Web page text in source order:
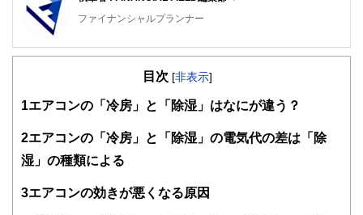
ファイナンシャルプランナー
FinancialField編集部は、金融、経済に関する記事を、日々
知識がない方でも理解できるようわかりやすく発信していま
得者を中心に「お金や暮らし」に関する書籍・雑誌の編集経
験者で構成され、企画立案から記事掲載まですべての工程に
関わることで、読者目線のコンテンツを追求しています。
FinancialFieldの特徴は、ファイナンシャルプランナー、弁
護士、税理士、宅地建物取引士、相続診断士、住宅ローンア
目次 [非表示]
1 エアコンの「冷房」と「除湿」はなにが違う？
2エアコンの「冷房」と「除湿」の電気代の差は「除
湿」の種類による
3エアコンの効きが悪くなる原因